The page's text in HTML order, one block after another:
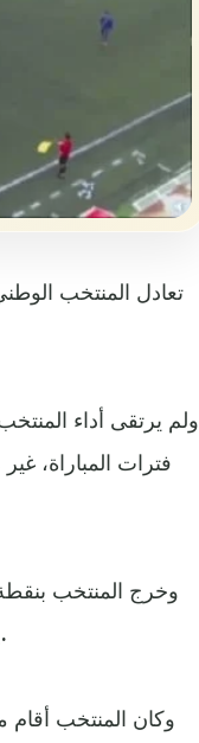
تعادل المنتخب
ولم يرتقى أداء
فترات المباراة،
يونيو الجاري أمام المنتخب الفلسطيني، قبل أن يواجه منغوليا المستضيفة.
وكان المنتخب